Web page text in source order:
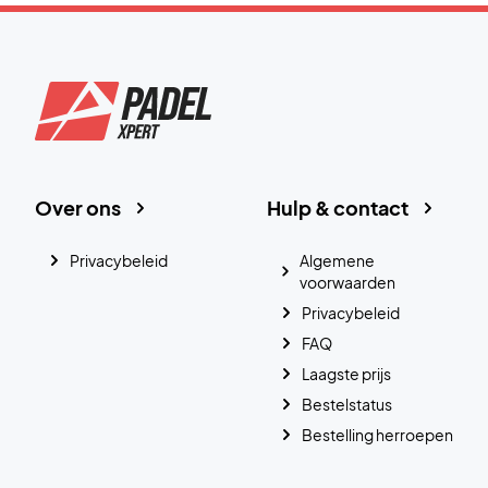
Hulp & contact
Algemene
voorwaarden
Privacybeleid
FAQ
Laagste prijs
Bestelstatus
Bestelling herroepen
Over ons
Privacybeleid